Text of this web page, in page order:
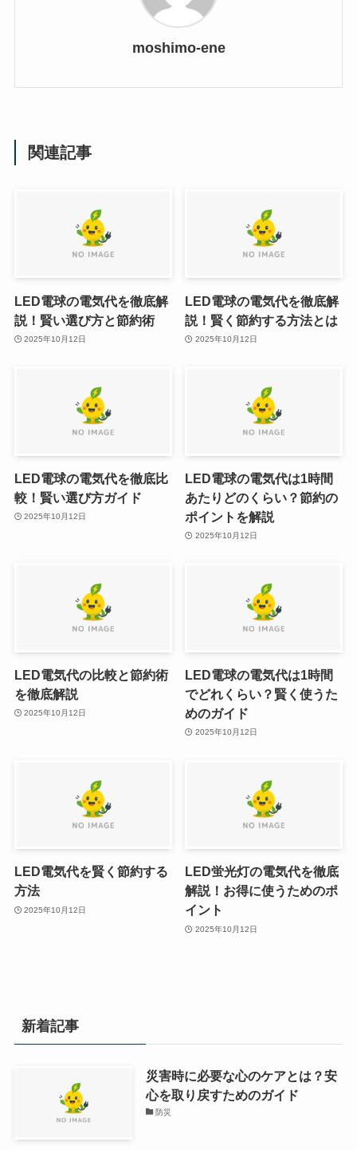
moshimo-ene
関連記事
LED電球の電気代を徹底解
説！賢い選び方と節約術
2025年10月12日
LED電球の電気代を徹底解
説！賢く節約する方法とは
2025年10月12日
LED電球の電気代を徹底比
較！賢い選び方ガイド
2025年10月12日
LED電球の電気代は1時間
あたりどのくらい？節約の
ポイントを解説
2025年10月12日
LED電気代の比較と節約術
を徹底解説
2025年10月12日
LED電球の電気代は1時間
でどれくらい？賢く使うた
めのガイド
2025年10月12日
LED電気代を賢く節約する
方法
2025年10月12日
LED蛍光灯の電気代を徹底
解説！お得に使うためのポ
イント
2025年10月12日
新着記事
災害時に必要な心のケアとは？安
心を取り戻すためのガイド
防災